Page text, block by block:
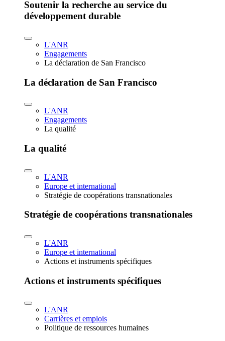
Soutenir la recherche au service du
développement durable
L'ANR
Engagements
La déclaration de San Francisco
La déclaration de San Francisco
L'ANR
Engagements
La qualité
La qualité
L'ANR
Europe et international
Stratégie de coopérations transnationales
Stratégie de coopérations transnationales
L'ANR
Europe et international
Actions et instruments spécifiques
Actions et instruments spécifiques
L'ANR
Carrières et emplois
Politique de ressources humaines